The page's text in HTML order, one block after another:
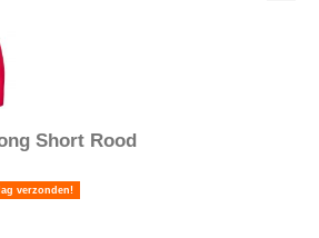
Short Rood
verzonden!